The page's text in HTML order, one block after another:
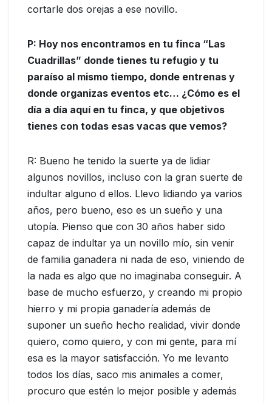
cortarle dos orejas a ese novillo.
P: Hoy nos encontramos en tu finca “Las
Cuadrillas” donde tienes tu refugio y tu
paraíso al mismo tiempo, donde entrenas y
donde organizas eventos etc… ¿Cómo es el
día a día aquí en tu finca, y que objetivos
tienes con todas esas vacas que vemos?
R: Bueno he tenido la suerte ya de lidiar
algunos novillos, incluso con la gran suerte de
indultar alguno d ellos. Llevo lidiando ya varios
años, pero bueno, eso es un sueño y una
utopía. Pienso que con 30 años haber sido
capaz de indultar ya un novillo mío, sin venir
de familia ganadera ni nada de eso, viniendo de
la nada es algo que no imaginaba conseguir. A
base de mucho esfuerzo, y creando mi propio
hierro y mi propia ganadería además de
suponer un sueño hecho realidad, vivir donde
quiero, como quiero, y con mi gente, para mí
esa es la mayor satisfacción. Yo me levanto
todos los días, saco mis animales a comer,
procuro que estén lo mejor posible y además